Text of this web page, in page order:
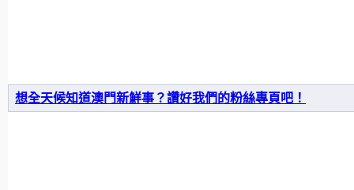
想全天候知道澳門新鮮事？讚好我們的粉絲專頁吧！